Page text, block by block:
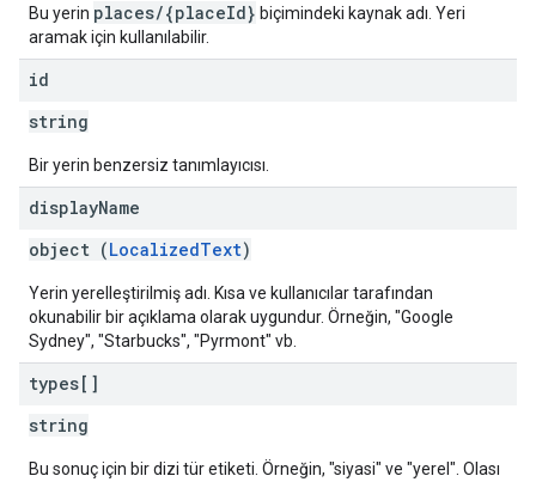
Bu yerin places/{placeId} biçimindeki kaynak adı. Yeri
aramak için kullanılabilir.
id
string
Bir yerin benzersiz tanımlayıcısı.
displayName
object (LocalizedText)
Yerin yerelleştirilmiş adı. Kısa ve kullanıcılar tarafından
okunabilir bir açıklama olarak uygundur. Örneğin, "Google
Sydney", "Starbucks", "Pyrmont" vb.
types[]
string
Bu sonuç için bir dizi tür etiketi. Örneğin, "siyasi" ve "yerel". Olası